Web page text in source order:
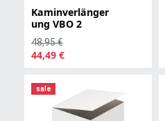
Kaminverlänger
ung VBO 2
48,95 €
44,49 €
sale